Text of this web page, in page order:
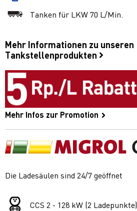
Tanken für LKW 70 L/Min.
Mehr Informationen zu unseren
Tankstellenprodukten
Mehr Infos zur Promotion
Die Ladesäulen sind 24/7 geöffnet
CCS 2 - 128 kW (2 Ladepunkte)